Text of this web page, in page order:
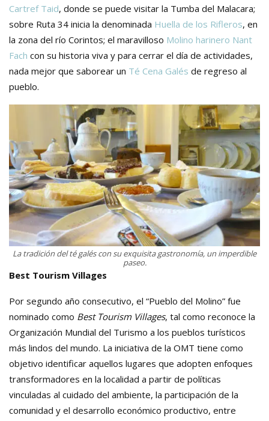
Cartref Taid, donde se puede visitar la Tumba del Malacara;
sobre Ruta 34 inicia la denominada Huella de los Rifleros, en
la zona del río Corintos; el maravilloso Molino harinero Nant
Fach con su historia viva y para cerrar el día de actividades,
nada mejor que saborear un Té Cena Galés de regreso al
pueblo.
La tradición del té galés con su exquisita gastronomía, un imperdible
paseo.
Best Tourism Villages
Por segundo año consecutivo, el “Pueblo del Molino” fue
nominado como Best Tourism Villages, tal como reconoce la
Organización Mundial del Turismo a los pueblos turísticos
más lindos del mundo. La iniciativa de la OMT tiene como
objetivo identificar aquellos lugares que adopten enfoques
transformadores en la localidad a partir de políticas
vinculadas al cuidado del ambiente, la participación de la
comunidad y el desarrollo económico productivo, entre